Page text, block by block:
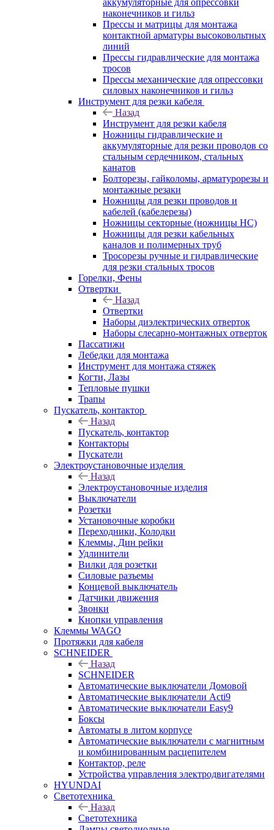
аккумуляторные для опрессовки
наконечников и гильз
Прессы и матрицы для монтажа
контактной арматуры высоковольтных
линий
Прессы гидравлические для монтажа
тросов
Прессы механические для опрессовки
силовых наконечников и гильз
Инструмент для резки кабеля
Назад
Инструмент для резки кабеля
Ножницы гидравлические и
аккумуляторные для резки проводов со
стальным сердечником, стальных
канатов
Болторезы, гайколомы, арматурорезы и
монтажные резаки
Ножницы для резки проводов и
кабелей (кабелерезы)
Ножницы секторные (ножницы НС)
Ножницы для резки кабельных
каналов и полимерных труб
Тросорезы ручные и гидравлические
для резки стальных тросов
Горелки, Фены
Отвертки
Назад
Отвертки
Наборы диэлектрических отверток
Наборы слесарно-монтажных отверток
Пассатижи
Лебедки для монтажа
Инструмент для монтажа стяжек
Когти, Лазы
Тепловые пушки
Трапы
Пускатель, контактор
Назад
Пускатель, контактор
Контакторы
Пускатели
Электроустановочные изделия
Назад
Электроустановочные изделия
Выключатели
Розетки
Установочные коробки
Переходники, Колодки
Клеммы, Дин рейки
Удлинители
Вилки для розетки
Силовые разъемы
Концевой выключатель
Датчики движения
Звонки
Кнопки управления
Клеммы WAGO
Протяжки для кабеля
SCHNEIDER
Назад
SCHNEIDER
Автоматические выключатели Домовой
Автоматические выключатели Acti9
Автоматические выключатели Easy9
Боксы
Автоматы в литом корпусе
Автоматические выключатели с магнитным
и комбинированным расцепителем
Контактор, реле
Устройства управления электродвигателями
HYUNDAI
Светотехника
Назад
Светотехника